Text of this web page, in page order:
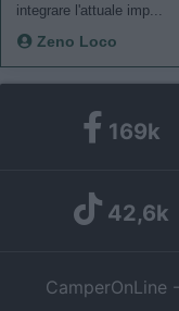
integrare l'attuale imp...
Zeno Loco
169k
42,6k